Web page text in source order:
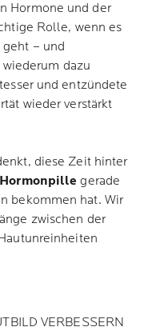
Hormone und der
Rolle, wenn es
– und
dazu
und entzündete
wieder verstärkt
diese Zeit hinter
Hormonpille gerade
bekommen hat. Wir
zwischen der
VERBESSERN